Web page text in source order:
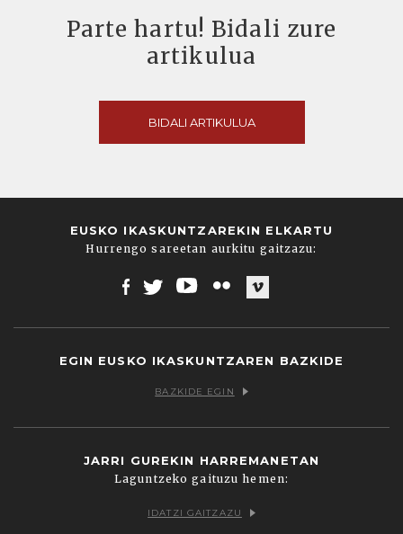
Parte hartu! Bidali zure
artikulua
BIDALI ARTIKULUA
EUSKO IKASKUNTZAREKIN ELKARTU
Hurrengo sareetan aurkitu gaitzazu:
EGIN EUSKO IKASKUNTZAREN BAZKIDE
BAZKIDE EGIN
JARRI GUREKIN HARREMANETAN
Laguntzeko gaituzu hemen:
IDATZI GAITZAZU